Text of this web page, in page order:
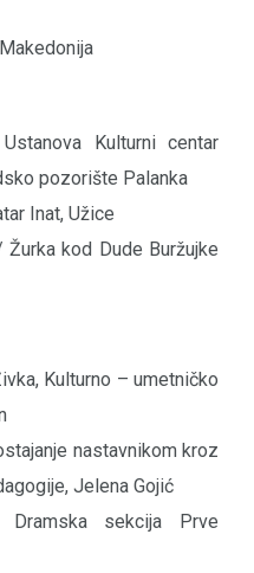
Kulturni centar
pozorište Palanka
Inat, Užice
kod Dude Buržujke
Kulturno – umetničko
nastavnikom kroz
Jelena Gojić
sekcija Prve